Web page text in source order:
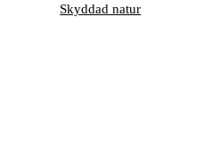
Skyddad natur